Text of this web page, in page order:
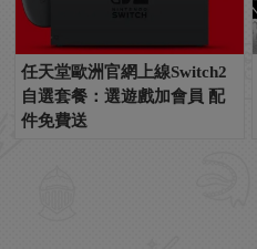
任天堂歐洲官網上線Switch2
自選套餐：選遊戲加會員 配
件免費送